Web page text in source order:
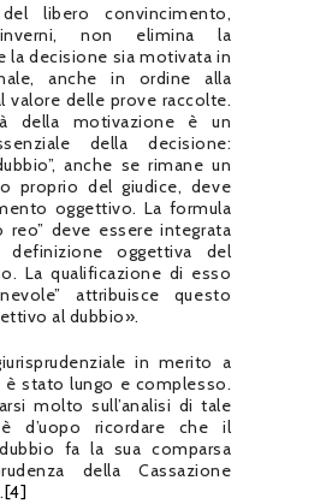
libero convincimento,
non elimina la
la decisione sia motivata in
anche in ordine alla
valore delle prove raccolte.
della motivazione è un
della decisione:
anche se rimane un
proprio del giudice, deve
oggettivo. La formula
reo” deve essere integrata
definizione oggettiva del
La qualificazione di esso
attribuisce questo
al dubbio».
in merito a
è stato lungo e complesso.
molto sull’analisi di tale
d’uopo ricordare che il
fa la sua comparsa
della Cassazione
[4]